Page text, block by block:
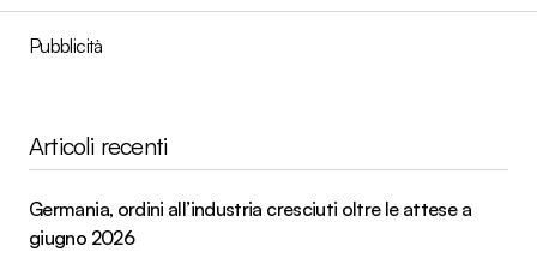
Pubblicità
Articoli recenti
Germania, ordini all’industria cresciuti oltre le attese a
giugno 2026